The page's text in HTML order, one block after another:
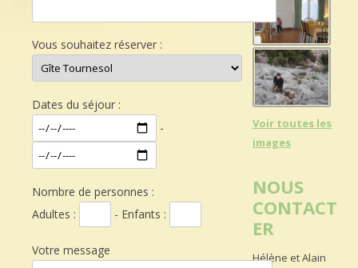
Vous souhaitez réserver :
Dates du séjour :
-
Nombre de personnes :
Adultes :
- Enfants :
Votre message
Voir toutes les
images
NOUS
CONTACT
ER
Hélène et Alain